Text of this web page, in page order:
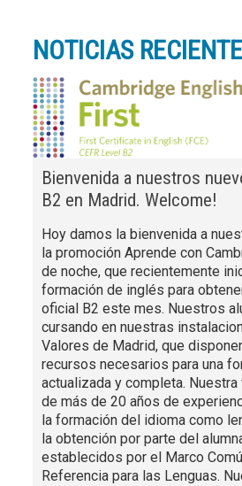
NOTICIAS
Bienvenida a nuestros
B2 en Madrid. Welcome!
Hoy damos la bienvenida a
la promoción Aprende con
de noche, que recientemente
formación de inglés para
oficial B2 este mes. Nuestros
cursando en nuestras
Valores de Madrid, que
recursos necesarios para una
actualizada y completa.
de más de 20 años de
la formación del idioma como
la obtención por parte del
establecidos por el Marco
Referencia para las Lenguas.